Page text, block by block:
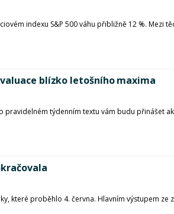
indexu S&P 500 váhu přibližně 12 %.
valuace blízko letošního maxima
pravidelném týdenním textu vám budu
které proběhlo 4. června. Hlavním výstupem